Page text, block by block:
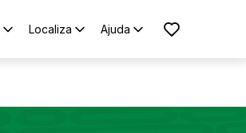
Localiza Ajuda